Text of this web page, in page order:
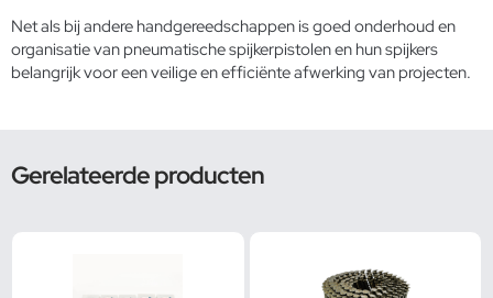
Net als bij anderehandgereedschappenis goed onderhoud en
organisatie van pneumatische spijkerpistolen en hun spijkers
belangrijk voor een veilige en efficiënte afwerking van projecten.
Gerelateerde producten